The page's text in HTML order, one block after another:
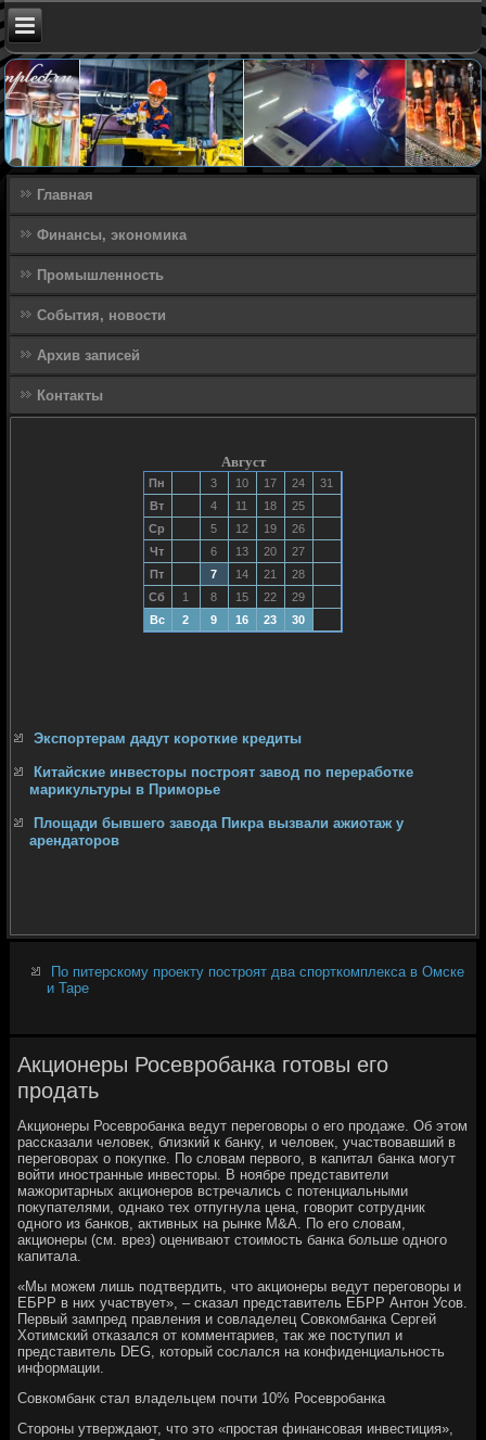
Главная
Финансы, экономика
Промышленность
События, новости
Архив записей
Контакты
Август
Пн 3 10 17 24
31
Вт
4 11 18
25
Ср
5 12 19
26
Чт
6 13 20
27
Пт
7 14 21
28
Сб
1 8 15 22
29
Вс
2 9 16 23 30
Экспортерам дадут короткие кредиты
Китайские инвесторы построят завод по переработке
марикультуры в Приморье
Площади бывшего завода Пикра вызвали ажиотаж у
арендаторов
По питерскому проекту построят два спорткомплекса в Омске
и Таре
Акционеры Росевробанка готовы его
продать
Акционеры Росевробанка ведут переговоры о его продаже. Об этом
рассказали человек, близкий к банку, и человек, участвовавший в
переговорах о покупке. По словам первого, в капитал банка могут
войти иностранные инвесторы. В ноябре представители
мажоритарных акционеров встречались с потенциальными
покупателями, однако тех отпугнула цена, говорит сотрудник
одного из банков, активных на рынке M&A. По его словам,
акционеры (см. врез) оценивают стоимость банка больше одного
капитала.
«Мы можем лишь подтвердить, что акционеры ведут переговоры и
ЕБРР в них участвует», ­– сказал представитель ЕБРР Антон Усов.
Первый зампред правления и совладелец Совкомбанка Сергей
Хотимский отказался от комментариев, так же поступил и
представитель DEG, который сослался на конфиденциальность
информации.
Совкомбанк стал владельцем почти 10% Росевробанка
Стороны утверждают, что это «простая финансовая инвестиция»,